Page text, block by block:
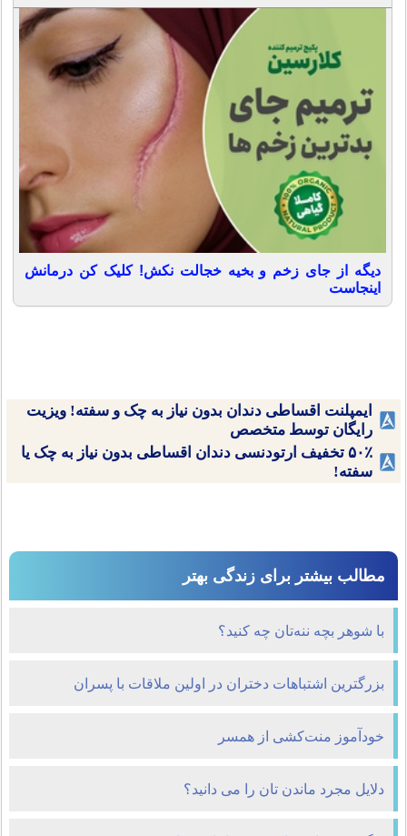
دیگه از جای زخم و بخیه خجالت نکش! کلیک کن درمانش
اینجاست
ایمپلنت اقساطی دندان بدون نیاز به چک و سفته! ویزیت
رایگان توسط متخصص
۵۰٪ تخفیف ارتودنسی دندان اقساطی بدون نیاز به چک یا
سفته!
مطالب بیشتر برای زندگی بهتر
با شوهر بچه ننه‌تان چه کنید؟
بزرگترین اشتباهات دختران در اولین ملاقات با پسران
خودآموز منت‌کشی از همسر
دلایل مجرد ماندن تان را می دانید؟